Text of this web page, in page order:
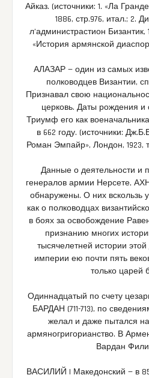
Айказ. (источники: 1. «Ла
1886, стр.976, итал.; 2.
л’администрастион Бизантик,
«История армянской
АЛАЗАР — один из самых
полководцев Византии,
Признавал свою
церковь. Даты рождения и
Триумф его как
в 662 году. (источники:
Роман Эмпайр», Лондон, 1923,
Данные о деятельности и
генералов армии Нерсете,
обнаружены. О них вскользь
как о полководцах
в боях за освобождение
признанию многих
тысячелетней истории
империи ею почти пять
только царей
Одиннадцатый по счету
БАРДАН (711-713), по
желал и даже пытался
армяногригорианство. В
Вардан
ВАСИЛИЙ I Македонский — в